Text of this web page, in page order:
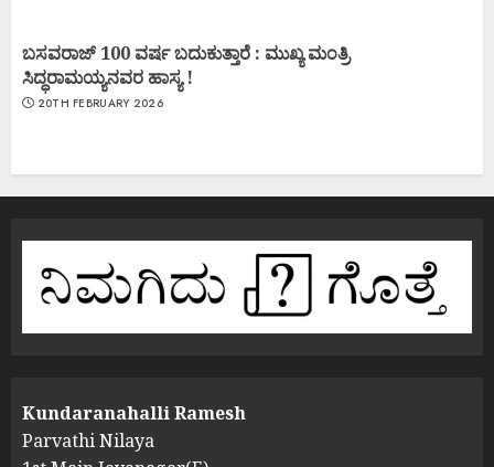
ಬಸವರಾಜ್ 100 ವರ್ಷ ಬದುಕುತ್ತಾರೆ : ಮುಖ್ಯ ಮಂತ್ರಿ
ಸಿದ್ಧರಾಮಯ್ಯನವರ ಹಾಸ್ಯ !
20TH FEBRUARY 2026
Kundaranahalli Ramesh
Parvathi Nilaya